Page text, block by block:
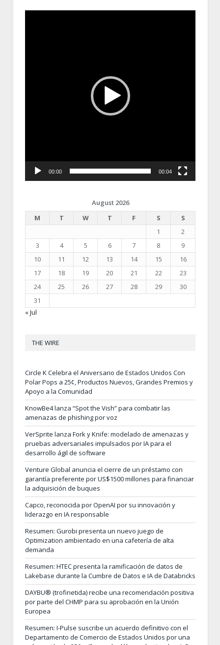
00:00 00:04
August 2026
M
T W T F S
S
1
2
3
4 5 6 7 8
9
10
11 12 13 14 15
16
17
18 19 20 21 22
23
24
25 26 27 28 29
30
31
« Jul
THE WIRE
Circle K Celebra el Aniversario de Estados Unidos Con
Polar Pops a 25¢, Productos Nuevos, Grandes Premios y
Apoyo a la Comunidad
KnowBe4 lanza “Spot the Vish” para combatir las
amenazas de phishing por voz
VerSprite lanza Fork y Knife: modelado de amenazas y
pruebas adversariales impulsados por IA para el
desarrollo ágil de software
Venture Global anuncia el cierre de un préstamo con
garantía preferente por US$1500 millones para financiar
la adquisición de buques
Capco, reconocida por OpenAI por su innovación y
liderazgo en IA responsable
Resumen: Gurobi presenta un nuevo juego de
Optimization ambientado en una cafetería de alta
demanda
Resumen: HTEC presenta la ramificación de datos de
Lakebase durante la Cumbre de Datos e IA de Databricks
DAYBU® (trofinetida) recibe una recomendación positiva
por parte del CHMP para su aprobación en la Unión
Europea
Resumen: I-Pulse suscribe un acuerdo definitivo con el
Departamento de Comercio de Estados Unidos por una